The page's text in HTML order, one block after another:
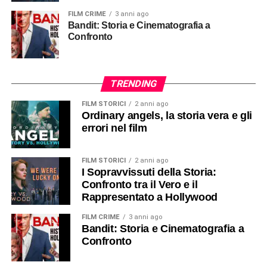
FILM CRIME 3 anni ago
Bandit: Storia e Cinematografia a
Confronto
TRENDING
FILM STORICI 2 anni ago
Ordinary angels, la storia vera e gli
errori nel film
FILM STORICI 2 anni ago
I Sopravvissuti della Storia:
Confronto tra il Vero e il
Rappresentato a Hollywood
FILM CRIME 3 anni ago
Bandit: Storia e Cinematografia a
Confronto